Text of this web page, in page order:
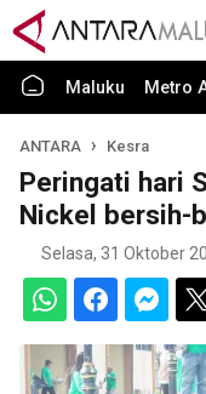
Maluku Metro
ANTARA Kesra
Peringati hari
Nickel bersih-
Selasa, 31 Oktober